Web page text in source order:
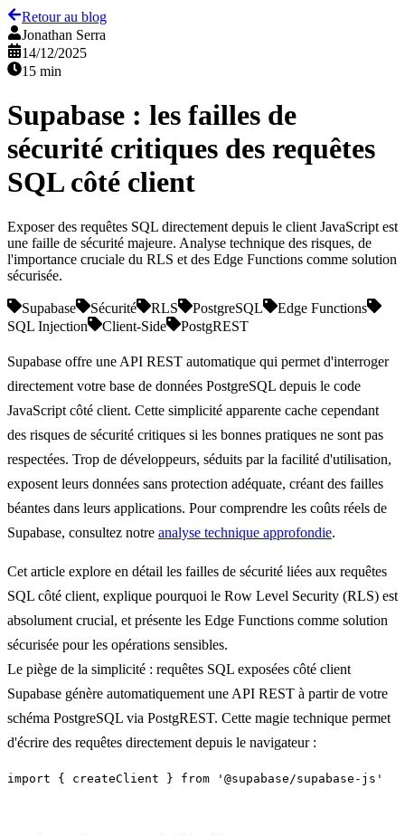
Retour au blog
Jonathan Serra
14/12/2025
15 min
Supabase : les failles de
sécurité critiques des requêtes
SQL côté client
Exposer des requêtes SQL directement depuis le client JavaScript est
une faille de sécurité majeure. Analyse technique des risques, de
l'importance cruciale du RLS et des Edge Functions comme solution
sécurisée.
Supabase Sécurité RLS PostgreSQL
Edge Functions
SQL Injection
Client-Side PostgREST
Supabase offre une API REST automatique qui permet d'interroger
directement votre base de données PostgreSQL depuis le code
JavaScript côté client. Cette simplicité apparente cache cependant
des risques de sécurité critiques si les bonnes pratiques ne sont pas
respectées. Trop de développeurs, séduits par la facilité d'utilisation,
exposent leurs données sans protection adéquate, créant des failles
béantes dans leurs applications. Pour comprendre les coûts réels de
Supabase, consultez notre analyse technique approfondie.
Cet article explore en détail les failles de sécurité liées aux requêtes
SQL côté client, explique pourquoi le Row Level Security (RLS) est
absolument crucial, et présente les Edge Functions comme solution
sécurisée pour les opérations sensibles.
Le piège de la simplicité : requêtes SQL exposées côté client
Supabase génère automatiquement une API REST à partir de votre
schéma PostgreSQL via PostgREST. Cette magie technique permet
d'écrire des requêtes directement depuis le navigateur :
import { createClient } from '@supabase/supabase-js'